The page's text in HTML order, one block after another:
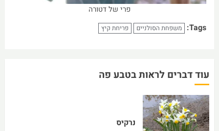
פרי של דטורה
Tags: משפחת הסולניים פריחת קיץ
עוד דברים לראות בטבע פה
נרקיס